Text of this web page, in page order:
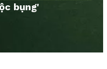
bụng'